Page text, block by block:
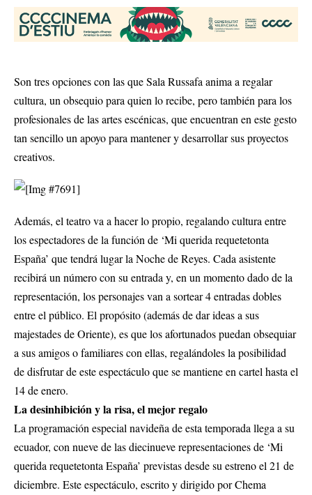
Son tres opciones con las que Sala Russafa anima a regalar
cultura, un obsequio para quien lo recibe, pero también para los
profesionales de las artes escénicas, que encuentran en este gesto
tan sencillo un apoyo para mantener y desarrollar sus proyectos
creativos.
Además, el teatro va a hacer lo propio, regalando cultura entre
los espectadores de la función de ‘Mi querida requetetonta
España’ que tendrá lugar la Noche de Reyes. Cada asistente
recibirá un número con su entrada y, en un momento dado de la
representación, los personajes van a sortear 4 entradas dobles
entre el público. El propósito (además de dar ideas a sus
majestades de Oriente), es que los afortunados puedan obsequiar
a sus amigos o familiares con ellas, regalándoles la posibilidad
de disfrutar de este espectáculo que se mantiene en cartel hasta el
14 de enero.
La desinhibición y la risa, el mejor regalo
La programación especial navideña de esta temporada llega a su
ecuador, con nueve de las diecinueve representaciones de ‘Mi
querida requetetonta España’ previstas desde su estreno el 21 de
diciembre. Este espectáculo, escrito y dirigido por Chema